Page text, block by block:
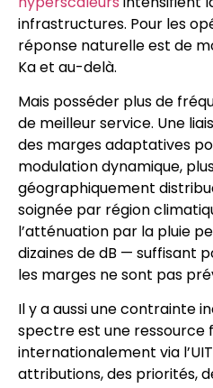
infrastructures. Pour les
réponse naturelle est de
Ka et au-delà.
Mais posséder plus de
de meilleur service. Une
des marges adaptatives
modulation dynamique,
géographiquement
soignée par région
l’atténuation par la pluie
dizaines de dB — suffisant
les marges ne sont pas
Il y a aussi une contrainte
spectre est une ressource
internationalement via
attributions, des priorités,